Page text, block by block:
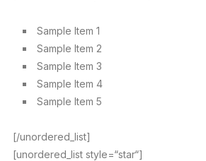
Sample Item 1
Sample Item 2
Sample Item 3
Sample Item 4
Sample Item 5
[/unordered_list]
[unordered_list style=“star“]